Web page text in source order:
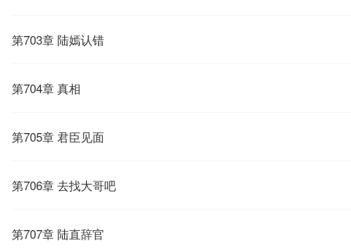
第703章 陆嫣认错
第704章 真相
第705章 君臣见面
第706章 去找大哥吧
第707章 陆直辞官